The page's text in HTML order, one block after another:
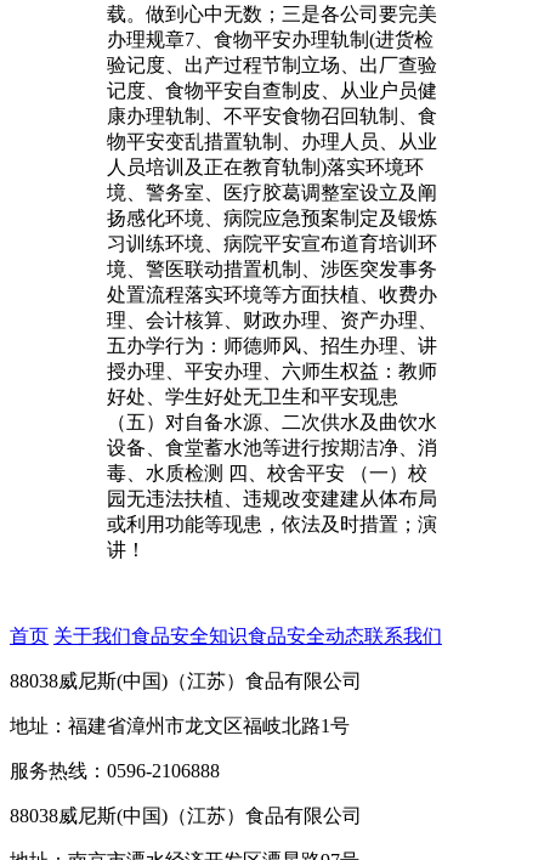
载。做到心中无数；三是各公司要完美
办理规章7、食物平安办理轨制(进货检
验记度、出产过程节制立场、出厂查验
记度、食物平安自查制皮、从业户员健
康办理轨制、不平安食物召回轨制、食
物平安变乱措置轨制、办理人员、从业
人员培训及正在教育轨制)落实环境环
境、警务室、医疗胶葛调整室设立及阐
扬感化环境、病院应急预案制定及锻炼
习训练环境、病院平安宣布道育培训环
境、警医联动措置机制、涉医突发事务
处置流程落实环境等方面扶植、收费办
理、会计核算、财政办理、资产办理、
五办学行为：师德师风、招生办理、讲
授办理、平安办理、六师生权益：教师
好处、学生好处无卫生和平安现患
（五）对自备水源、二次供水及曲饮水
设备、食堂蓄水池等进行按期洁净、消
毒、水质检测 四、校舍平安 （一）校
园无违法扶植、违规改变建建从体布局
或利用功能等现患，依法及时措置；演
讲！
首页 关于我们食品安全知识食品安全动态联系我们
88038威尼斯(中国)（江苏）食品有限公司
地址：福建省漳州市龙文区福岐北路1号
服务热线：0596-2106888
88038威尼斯(中国)（江苏）食品有限公司